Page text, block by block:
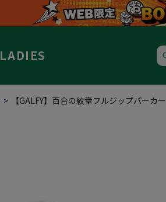
LADIES
【GALFY】百合の紋章フルジップパーカ